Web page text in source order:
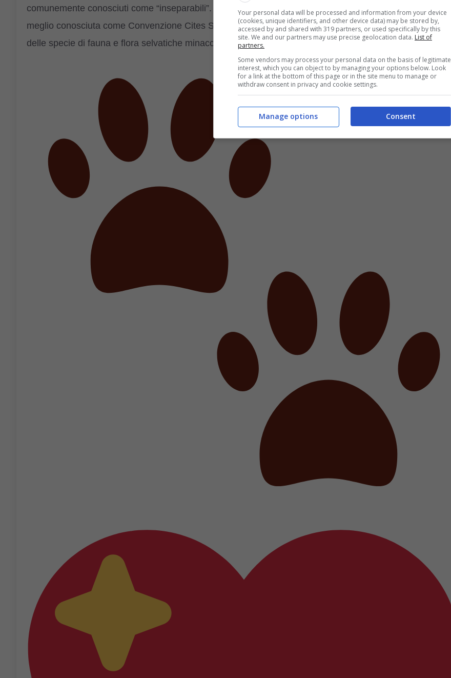
comunemente conosciuti come “inseparabili”. Questi sono protetti dalla Convenzione di Washington,
meglio conosciuta come Convenzione Cites Si tratta di una convenzione internazionale sul commercio
delle specie di fauna e flora selvatiche minacciate d’estinzione siglata nel 1975.
Your personal data will be processed and information from your device
(cookies, unique identifiers, and other device data) may be stored by,
accessed by and shared with 319 partners, or used specifically by this
site. We and our partners may use precise geolocation data. List of
partners.
Some vendors may process your personal data on the basis of legitimate
interest, which you can object to by managing your options below. Look
for a link at the bottom of this page or in the site menu to manage or
withdraw consent in privacy and cookie settings.
Consent
Manage options